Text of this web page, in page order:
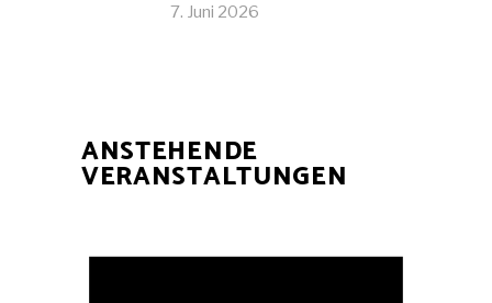
7. Juni 2026
ANSTEHENDE
VERANSTALTUNGEN